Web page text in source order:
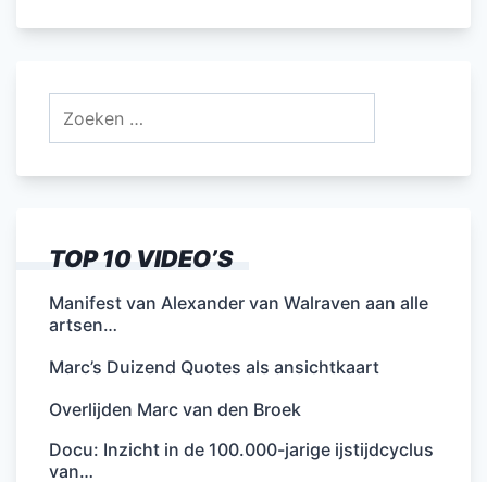
TOP 10 VIDEO’S
Manifest van Alexander van Walraven aan alle
artsen…
Marc’s Duizend Quotes als ansichtkaart
Overlijden Marc van den Broek
Docu: Inzicht in de 100.000-jarige ijstijdcyclus
van…